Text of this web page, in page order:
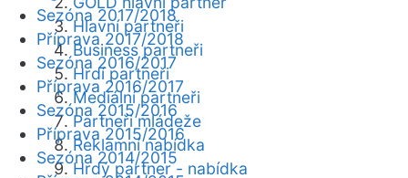
Hlavní partneři
Business partneři
Hrdí partneři
Mediální partneři
Partneři mládeže
Reklamní nabídka
Hrdý partner - nabídka
Sezóna 2017/2018
Příprava 2017/2018
Sezóna 2016/2017
Příprava 2016/2017
Sezóna 2015/2016
Příprava 2015/2016
Sezóna 2014/2015